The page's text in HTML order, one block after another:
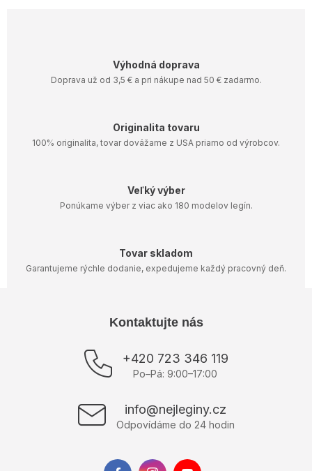
Výhodná doprava
Doprava už od 3,5 € a pri nákupe nad 50 € zadarmo.
Originalita tovaru
100% originalita, tovar dovážame z USA priamo od výrobcov.
Veľký výber
Ponúkame výber z viac ako 180 modelov legín.
Tovar skladom
Garantujeme rýchle dodanie, expedujeme každý pracovný deň.
Kontaktujte nás
+420 723 346 119
Po–Pá: 9:00–17:00
info@nejleginy.cz
Odpovídáme do 24 hodin